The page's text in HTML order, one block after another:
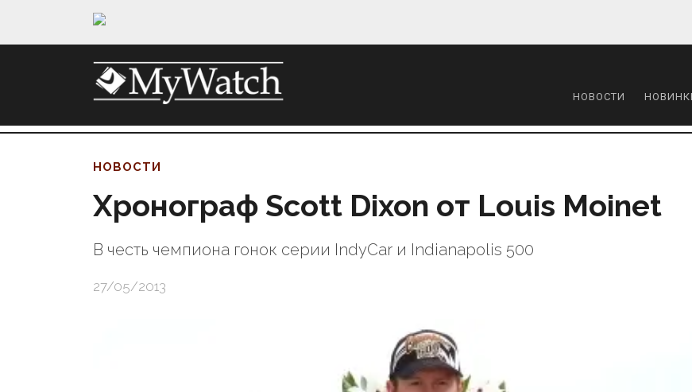
НОВОСТИ
НОВОСТИ
Хронограф Scott Dixon от Louis Moinet
В честь чемпиона гонок серии IndyCar и Indianapolis 500
27/05/2013